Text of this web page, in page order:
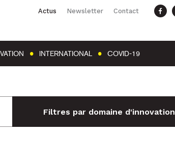
Actus Newsletter Contact
INTERNATIONAL COVID-19
Filtres par domaine d'innovation